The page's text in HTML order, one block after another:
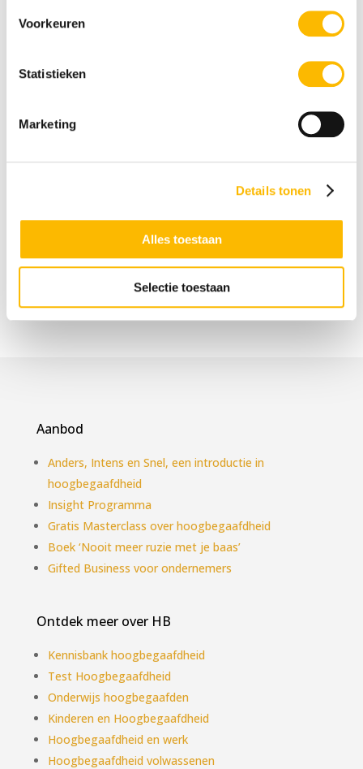
Voorkeuren
Statistieken
Marketing
Details tonen
Alles toestaan
Selectie toestaan
Je ontdekt ook hoe je herkent dat er eerst nog andere
dingen mogelijk zijn in je werk om te voorkomen dat
nog iets moois te leren, te doen of te ontdekken.Je
–
Insight. Het programma voor HB volwassenen
Gifted Business. Voor slimme, sensitieve
Het boek ‘Nooit meer ruzie met je baas’
Aanbod
Anders, Intens en Snel, een introductie in
hoogbegaafdheid
Insight Programma
Gratis Masterclass over hoogbegaafdheid
Boek ‘Nooit meer ruzie met je baas’
Gifted Business voor ondernemers
Ontdek meer over HB
Kennisbank hoogbegaafdheid
Test Hoogbegaafdheid
Onderwijs hoogbegaafden
Kinderen en Hoogbegaafdheid
Hoogbegaafdheid en werk
Hoogbegaafdheid volwassenen